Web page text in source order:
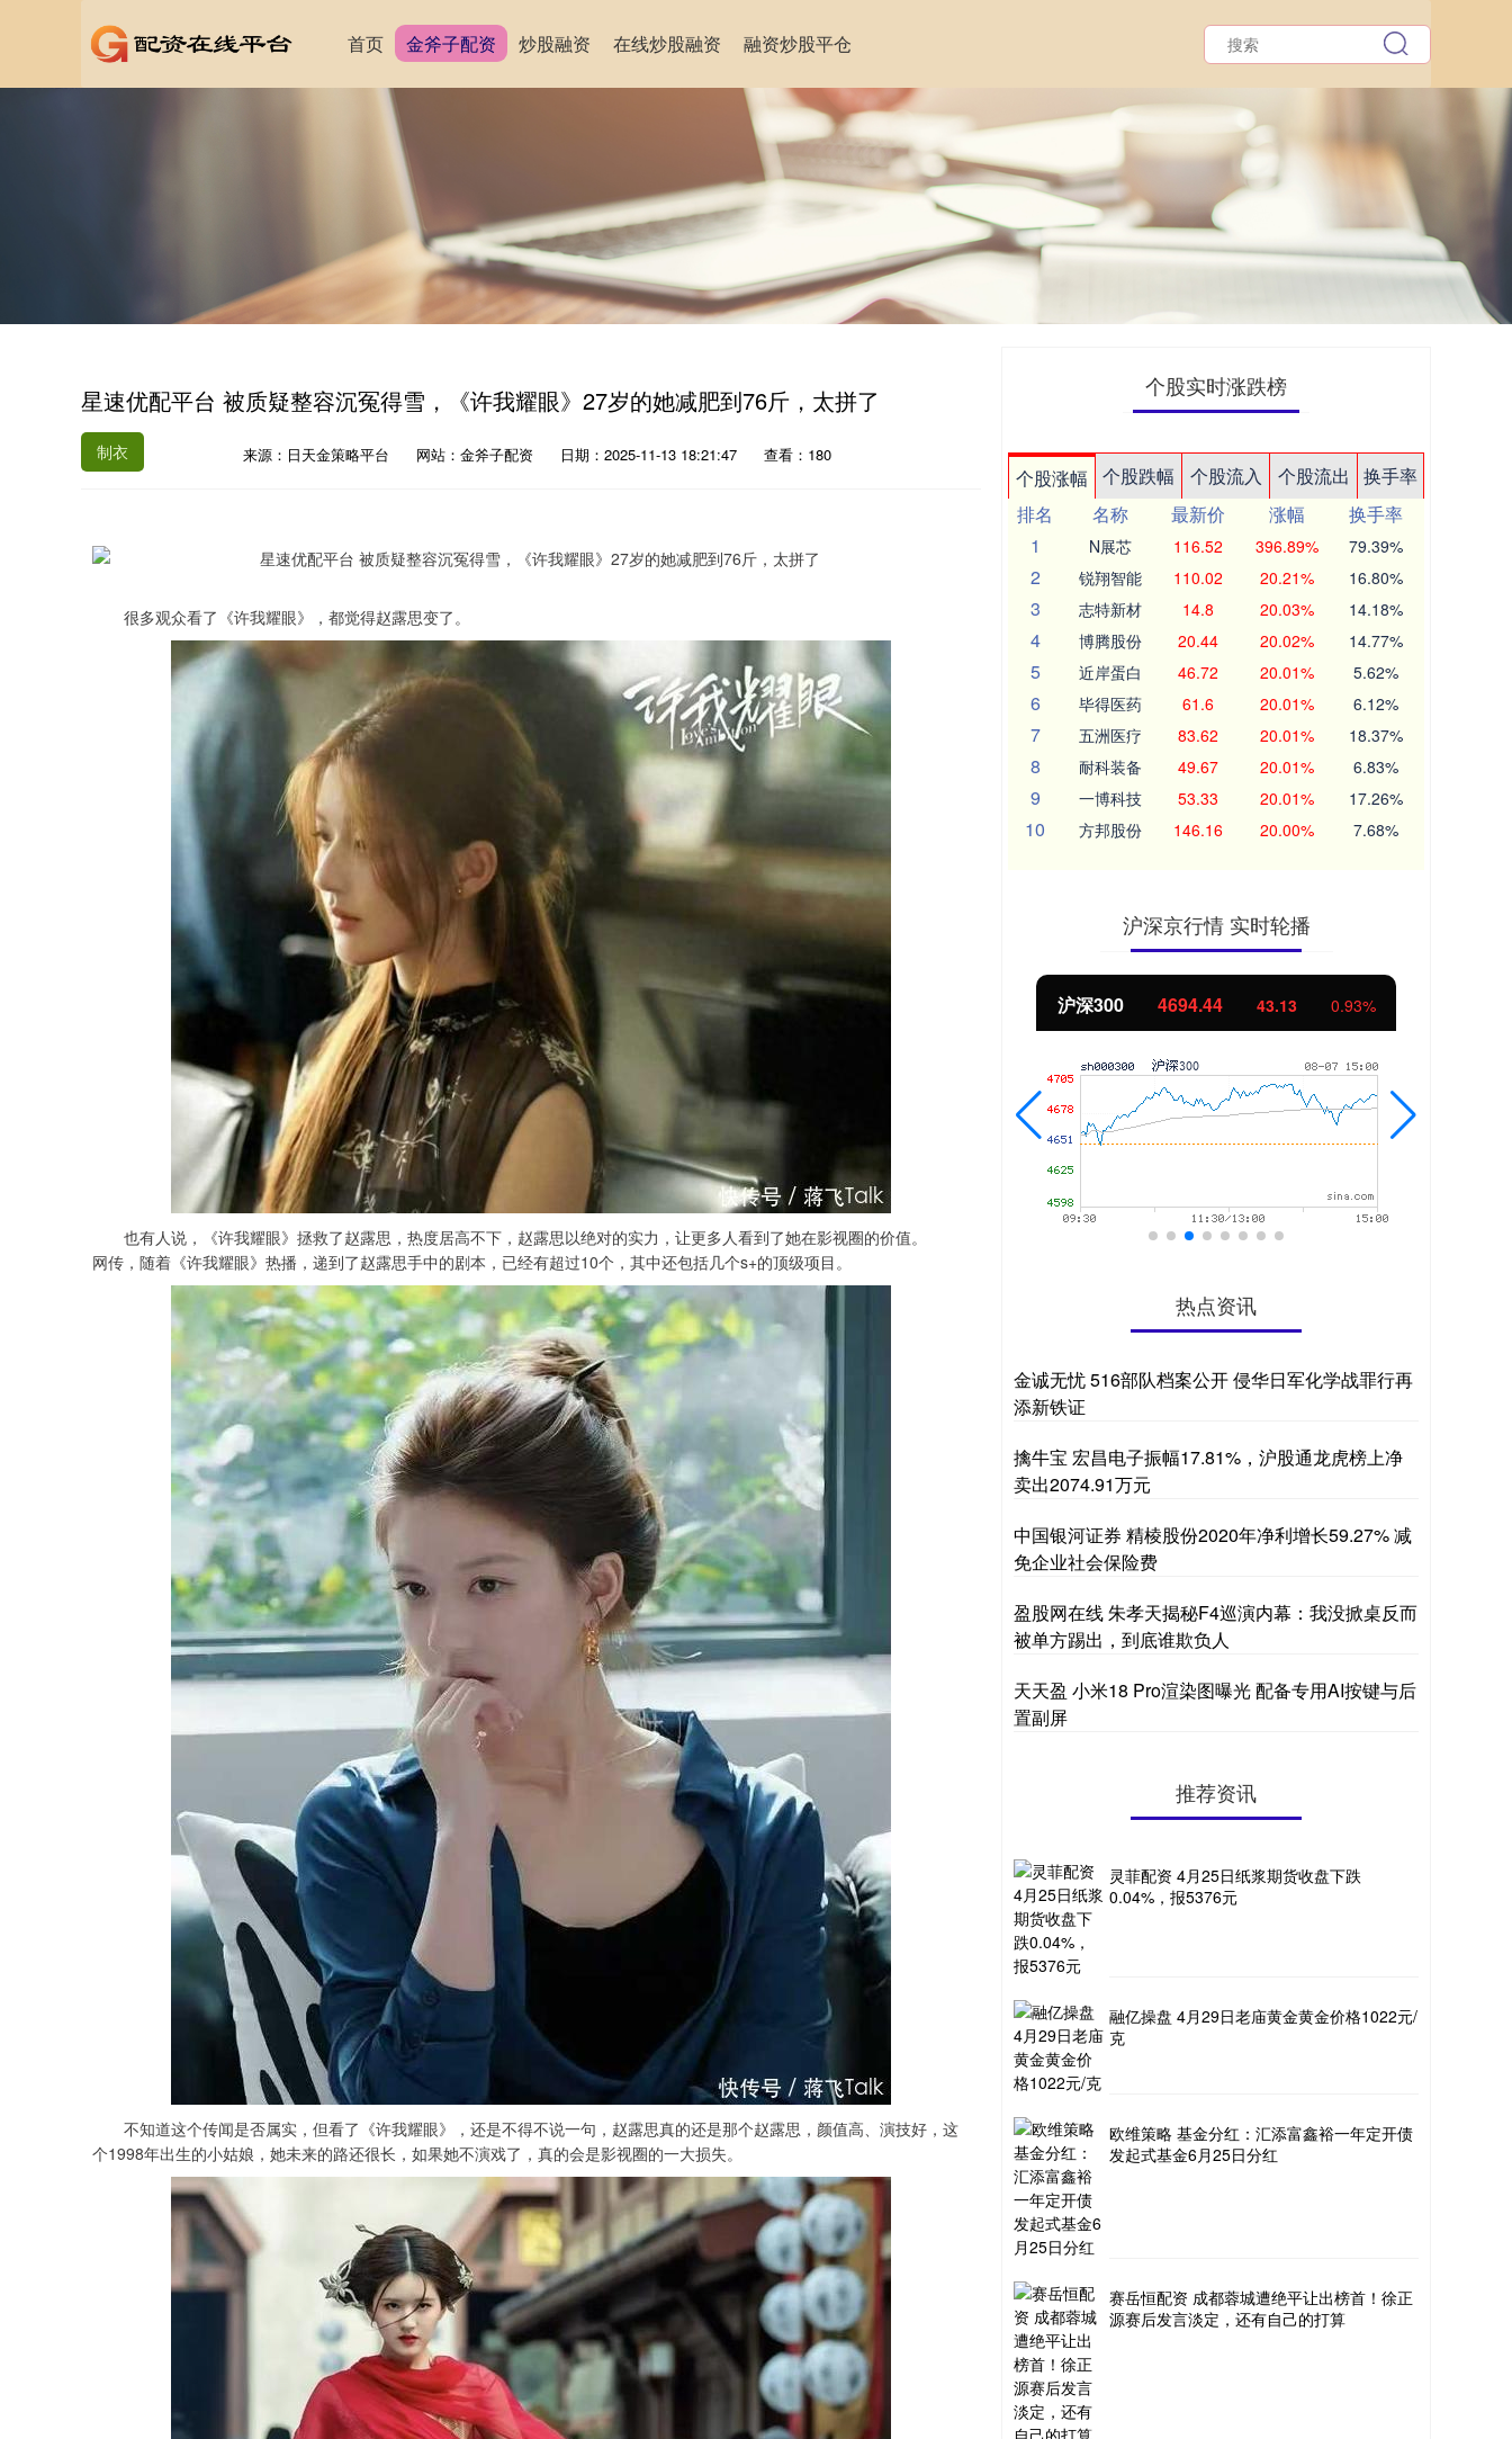
首页 金斧子配资 炒股融资 在线炒股融资 融资炒股平仓
星速优配平台 被质疑整容沉冤得雪，《许我耀眼》27岁的她减肥到76斤，太拼了
制衣 来源：日天金策略平台 网站：金斧子配资 日期：2025-11-13 18:21:47 查看：180
很多观众看了《许我耀眼》，都觉得赵露思变了。
也有人说，《许我耀眼》拯救了赵露思，热度居高不下，赵露思以绝对的实力，让更多人看到了她在影视圈的价值。
网传，随着《许我耀眼》热播，递到了赵露思手中的剧本，已经有超过10个，其中还包括几个s+的顶级项目。
不知道这个传闻是否属实，但看了《许我耀眼》，还是不得不说一句，赵露思真的还是那个赵露思，颜值高、演技好，这
个1998年出生的小姑娘，她未来的路还很长，如果她不演戏了，真的会是影视圈的一大损失。
个股实时涨跌榜
个股涨幅 个股跌幅 个股流入 个股流出
换手率
排名
名称 最新价 涨幅
换手率
1
N展芯 116.52 396.89% 79.39%
2 锐翔智能 110.02 20.21% 16.80%
3 志特新材 14.8 20.03% 14.18%
4 博腾股份 20.44 20.02% 14.77%
5 近岸蛋白 46.72 20.01% 5.62%
6 毕得医药 61.6 20.01% 6.12%
7 五洲医疗 83.62 20.01% 18.37%
8 耐科装备 49.67 20.01% 6.83%
9 一博科技 53.33 20.01% 17.26%
10 方邦股份 146.16 20.00% 7.68%
沪深京行情 实时轮播
深证成指 14311.01 200.89 1.42% 沪深300 4694.44 43.13 北证50 1134.24 11.37 1.01%
热点资讯
金诚无忧 516部队档案公开 侵华日军化学战罪行再
添新铁证
擒牛宝 宏昌电子振幅17.81%，沪股通龙虎榜上净
卖出2074.91万元
中国银河证券 精棱股份2020年净利增长59.27% 减
免企业社会保险费
盈股网在线 朱孝天揭秘F4巡演内幕：我没掀桌反而
被单方踢出，到底谁欺负人
天天盈 小米18 Pro渲染图曝光 配备专用AI按键与后
置副屏
推荐资讯
灵菲配资 4月25日纸浆期货收盘下跌
0.04%，报5376元
融亿操盘 4月29日老庙黄金黄金价格1022元/
克
欧维策略 基金分红：汇添富鑫裕一年定开债
发起式基金6月25日分红
赛岳恒配资 成都蓉城遭绝平让出榜首！徐正
源赛后发言淡定，还有自己的打算